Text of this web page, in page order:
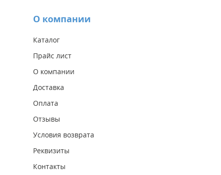
О компании
Каталог
Прайс лист
О компании
Доставка
Оплата
Отзывы
Условия возврата
Реквизиты
Контакты